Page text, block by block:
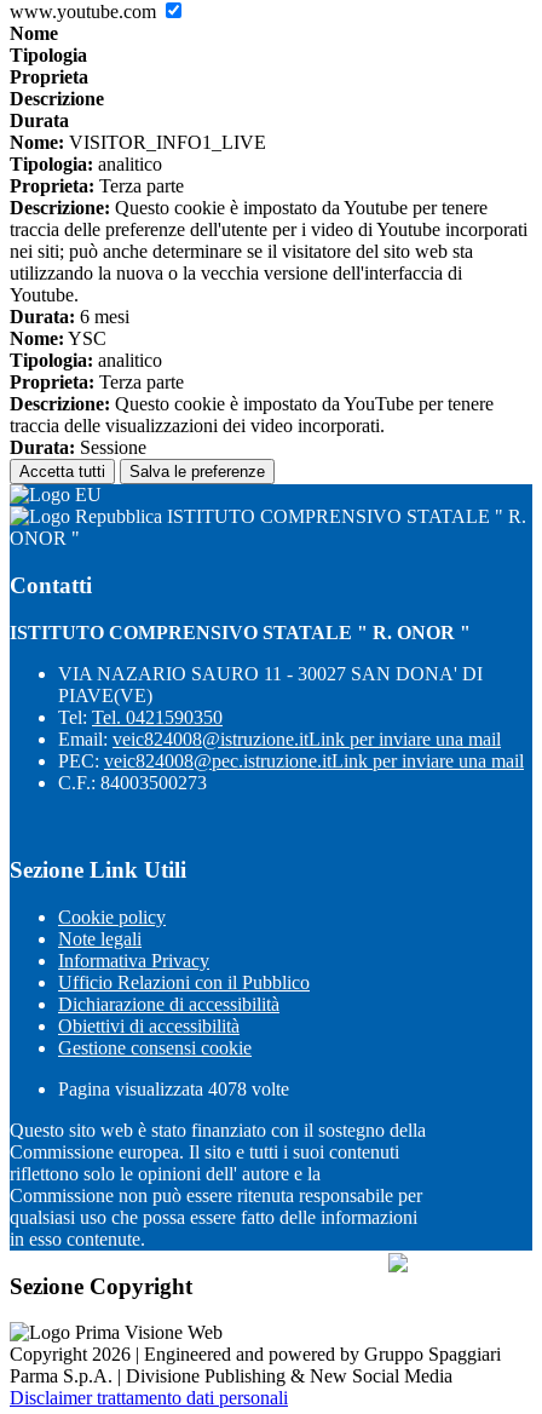
www.youtube.com
Nome
Tipologia
Proprieta
Descrizione
Durata
Nome: VISITOR_INFO1_LIVE
Tipologia: analitico
Proprieta: Terza parte
Descrizione: Questo cookie è impostato da Youtube per tenere
traccia delle preferenze dell'utente per i video di Youtube incorporati
nei siti; può anche determinare se il visitatore del sito web sta
utilizzando la nuova o la vecchia versione dell'interfaccia di
Youtube.
Durata: 6 mesi
Nome: YSC
Tipologia: analitico
Proprieta: Terza parte
Descrizione: Questo cookie è impostato da YouTube per tenere
traccia delle visualizzazioni dei video incorporati.
Durata: Sessione
Accetta tutti Salva le preferenze
ISTITUTO COMPRENSIVO STATALE " R.
ONOR "
Contatti
ISTITUTO COMPRENSIVO STATALE " R. ONOR "
VIA NAZARIO SAURO 11 - 30027 SAN DONA' DI
PIAVE(VE)
Tel: Tel. 0421590350
Email: veic824008@istruzione.itLink per inviare una mail
PEC: veic824008@pec.istruzione.itLink per inviare una mail
C.F.: 84003500273
Sezione Link Utili
Cookie policy
Note legali
Informativa Privacy
Ufficio Relazioni con il Pubblico
Dichiarazione di accessibilità
Obiettivi di accessibilità
Gestione consensi cookie
Pagina visualizzata 4078 volte
Questo sito web è stato finanziato con il sostegno della
Commissione europea. Il sito e tutti i suoi contenuti
riflettono solo le opinioni dell' autore e la
Commissione non può essere ritenuta responsabile per
qualsiasi uso che possa essere fatto delle informazioni
in esso contenute.
Sezione Copyright
Copyright 2026 | Engineered and powered by Gruppo Spaggiari
Parma S.p.A. | Divisione Publishing & New Social Media
Disclaimer trattamento dati personali